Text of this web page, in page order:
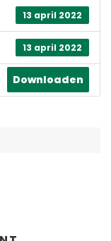
13 april 2022
13 april 2022
Downloaden